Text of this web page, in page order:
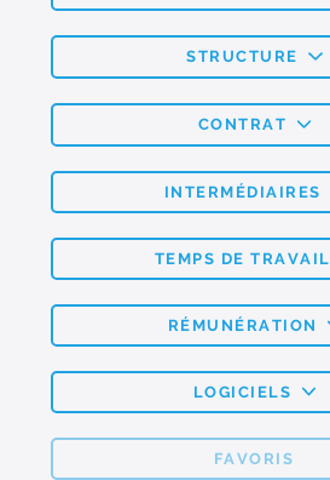
STRUCTURE
CONTRAT
INTERMÉDIAIRES
TEMPS DE TRAVAIL
RÉMUNÉRATION
LOGICIELS
FAVORIS